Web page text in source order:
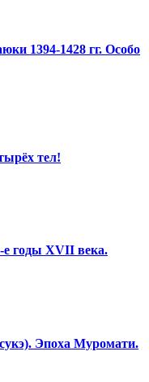
1394-1428 гг. Особо
тел!
е годы XVII века.
Эпоха Муромати.